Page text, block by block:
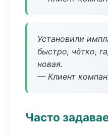
Установили
быстро, чётко,
новая.
— Клиент
Часто